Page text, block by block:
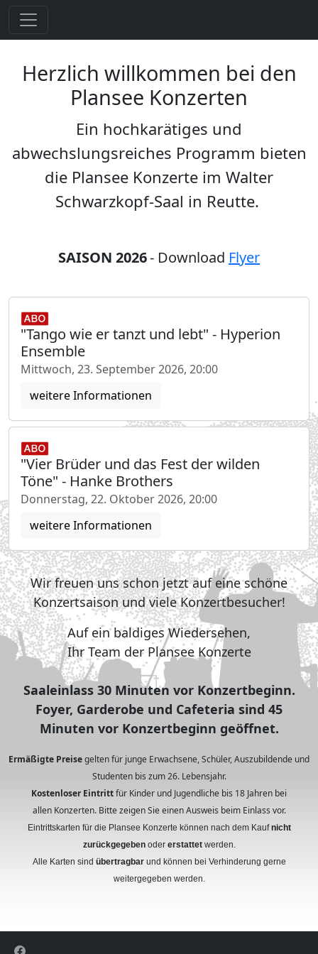
Herzlich willkommen bei den
Plansee Konzerten
Ein hochkarätiges und
abwechslungsreiches Programm bieten
die Plansee Konzerte im Walter
Schwarzkopf-Saal in Reutte.
SAISON 2026- Download Flyer
"Tango wie er tanzt und lebt" - Hyperion
Ensemble
Mittwoch, 23. September 2026, 20:00
weitere Informationen
"Vier Brüder und das Fest der wilden
Töne" - Hanke Brothers
Donnerstag, 22. Oktober 2026, 20:00
weitere Informationen
Wir freuen uns schon jetzt auf eine schöne
Konzertsaison und viele Konzertbesucher!
Auf ein baldiges Wiedersehen,
Ihr Team der Plansee Konzerte
Saaleinlass 30 Minuten vor Konzertbeginn.
Foyer, Garderobe und Cafeteria sind 45
Minuten vor Konzertbeginn geöffnet.
Ermäßigte Preisegelten für junge Erwachsene, Schüler, Auszubildende und
Studenten bis zum 26. Lebensjahr.
Kostenloser Eintrittfür Kinder und Jugendliche bis 18 Jahren bei
allen Konzerten. Bitte zeigen Sie einen Ausweis beim Einlass vor.
Eintrittskarten für die Plansee Konzerte können nach dem Kaufnicht
zurückgegebenoder erstattetwerden.
Alle Karten sind übertragbarund können bei Verhinderung gerne
weitergegeben werden.